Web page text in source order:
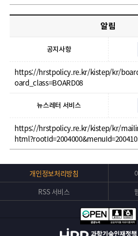
알림
공지사항
https://hrstpolicy.re.kr/kistep/kr/
oard_class=BOARD08
뉴스레터 서비스
https://hrstpolicy.re.kr/kistep/kr/
버
개인정보처리방침
RSS 서비스